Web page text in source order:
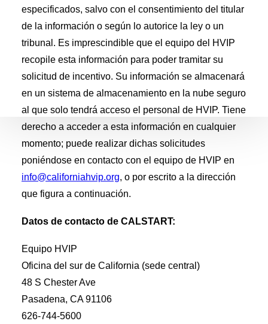
Asistencia
técnicaAsistencia
personalizada para flotas
Contáctenos
Preguntas o comentarios sobre HVIP
especificados, salvo con el consentimiento del titular
de la información o según lo autorice la ley o un
tribunal. Es imprescindible que el equipo del HVIP
recopile esta información para poder tramitar su
solicitud de incentivo. Su información se almacenará
en un sistema de almacenamiento en la nube seguro
al que solo tendrá acceso el personal de HVIP. Tiene
derecho a acceder a esta información en cualquier
momento; puede realizar dichas solicitudes
poniéndose en contacto con el equipo de HVIP en
info@californiahvip.org, o por escrito a la dirección
que figura a continuación.
Datos de contacto de CALSTART:
Equipo HVIP
Oficina del sur de California (sede central)
48 S Chester Ave
Pasadena, CA 91106
626-744-5600